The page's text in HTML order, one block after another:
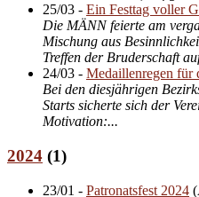
25/03 - Ein Festtag voller
Die MÄNN feierte am
Mischung aus
Treffen der Bruderschaft
24/03 - Medaillenregen für
Bei den diesjährigen
Starts sicherte sich der
Motivation:...
2024 (1)
23/01 - Patronatsfest 2024 (